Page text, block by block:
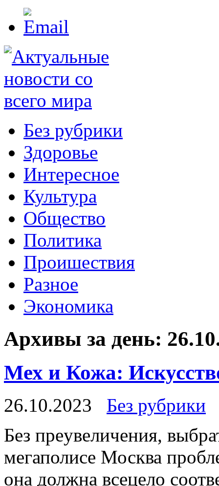
Без рубрики
Здоровье
Интересное
Культура
Общество
Политика
Проишествия
Разное
Экономика
Архивы за день:
Мех и Кожа:
26.10.2023
Без рубрики
Бeз прeувeличeния,
мегаполисе Москва
она должна всецело